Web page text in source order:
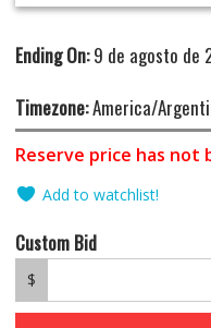
Ending On:9 de agosto de
Timezone:America/
Reserve price has not
Add to watchlist!
Custom Bid
$